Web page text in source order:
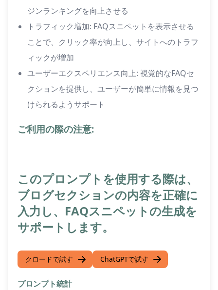
ジンランキングを向上させる
トラフィック増加: FAQスニペットを表示させる
ことで、クリック率が向上し、サイトへのトラフ
ィックが増加
ユーザーエクスペリエンス向上: 視覚的なFAQセ
クションを提供し、ユーザーが簡単に情報を見つ
けられるようサポート
ご利用の際の注意:
このプロンプトを使用する際は、
ブログセクションの内容を正確に
入力し、FAQスニペットの生成を
サポートします。
クロードで試す ChatGPTで試す
プロンプト統計